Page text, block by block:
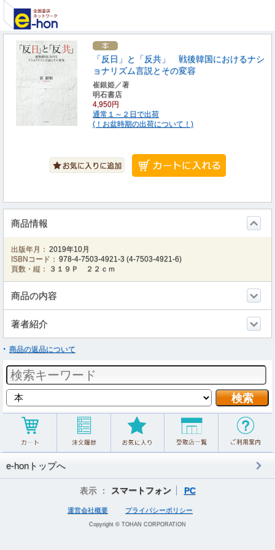
「反日」と「反共」 戦後韓国におけるナシ
ョナリズム言説とその変容
崔銀姫／著
明石書店
4,950円
通常１～２日で出荷
(！お盆時期の出荷について！)
商品情報
出版年月： 2019年10月
ISBNコード： 978-4-7503-4921-3 (4-7503-4921-6)
頁数・縦：
３１９Ｐ ２２ｃｍ
商品の内容
著者紹介
商品の返品について
e-honトップへ
表示 ： スマートフォン PC
運営会社概要 プライバシーポリシー
Copyright © TOHAN CORPORATION